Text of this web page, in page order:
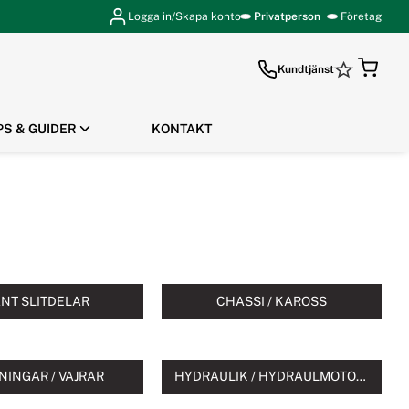
Logga in/Skapa konto Privatperson Företag
Kundtjänst
& GUIDER KONTAKT
SLITDELAR CHASSI / KAROSS
/ VAJRAR HYDRAULIK / HYDRAULMOTORER
GÅ TILL KASSAN